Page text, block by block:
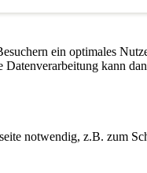
ein optimales
kann
notwendig, z.B. zum